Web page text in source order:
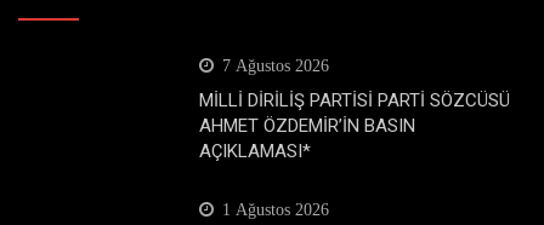
7 Ağustos 2026
MİLLİ DİRİLİŞ PARTİSİ PARTİ SÖZCÜSÜ
AHMET ÖZDEMİR’İN BASIN
AÇIKLAMASI*
1 Ağustos 2026